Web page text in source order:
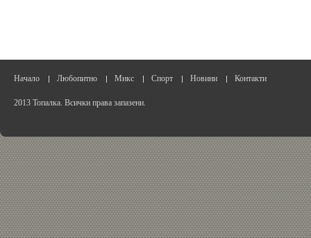
Начало Любопитно Микс Спорт Новини Контакти
2013 Топалка. Всички права запазени.